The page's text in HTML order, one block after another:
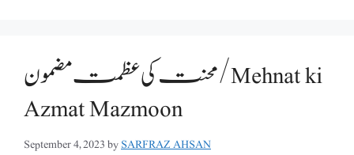
محنت کی عظمت مضمون /Mehnat ki
Azmat Mazmoon
September 4, 2023bySARFRAZ AHSAN